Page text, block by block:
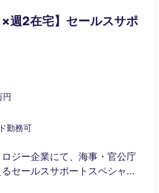
×週2在宅】セールスサポ
円
勤務可
ジー企業にて、海事・官公庁
セールスサポートスペシャリ